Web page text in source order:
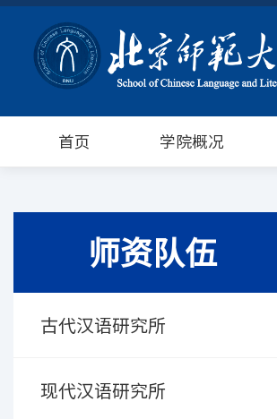
首页 学院概况
师资队伍
古代汉语研究所
现代汉语研究所